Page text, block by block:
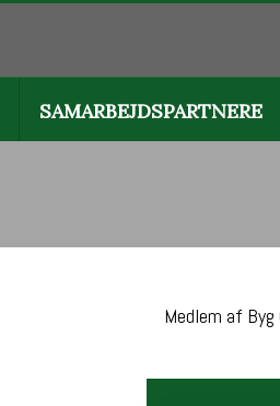
SAMARBEJDSPARTNERE
Medlem af Byg